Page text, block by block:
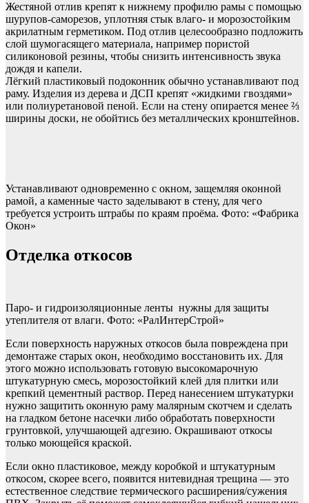
Жестяной отлив крепят к нижнему профилю рамы с помощью
шурупов-саморезов, уплотняя стык влаго- и морозостойким
акрилатным герметиком. Под отлив целесообразно подложить
слой шумогасящего материала, например пористой
силиконовой резины, чтобы снизить интенсивность звука
дождя и капели.
Лёгкий пластиковый подоконник обычно устанавливают под
раму. Изделия из дерева и ДСП крепят «жидкими гвоздями»
или полиуретановой пеной. Если на стену опирается менее ⅔
ширины доски, не обойтись без металлических кронштейнов.
Устанавливают одновременно с окном, защемляя оконной
рамой, а каменные часто заделывают в стену, для чего
требуется устроить штрабы по краям проёма. Фото: «Фабрика
Окон»
Отделка откосов
Паро- и гидроизоля­ционные ленты нужны для защиты
утеплителя от влаги. Фото: «РалИнтерСтрой»
Если поверхность наружных откосов была повреждена при
демонтаже старых окон, необходимо восстановить их. Для
этого можно использовать готовую высокомарочную
штукатурную смесь, морозостойкий клей для плитки или
крепкий цементный раствор. Перед нанесением штукатурки
нужно защитить оконную раму малярным скотчем и сделать
на гладком бетоне насечки либо обработать поверхности
грунтовкой, улучшающей адгезию. Окрашивают откосы
только моющейся краской.
Если окно пластиковое, между коробкой и штукатурным
откосом, скорее всего, появится нитевидная трещина — это
естественное следствие термического расширения/сужения